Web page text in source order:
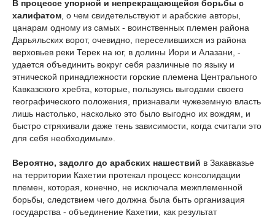
В процессе упорной и непрекращающейся борьбы с
халифатом , о чем свидетельствуют и арабские авторы,
цанарам одному из самых - воинственных племен района
Дарьяльских ворот, очевидно, переселившихся из района
верховьев реки Терек на юг, в долины Иори и Алазани, -
удается объединить вокруг себя различные по языку и
этнической принадлежности горские племена Центрального
Кавказского хребта, которые, пользуясь выгодами своего
географического положения, признавали чужеземную власть
лишь настолько, насколько это было выгодно их вождям, и
быстро стряхивали даже тень зависимости, когда считали это
для себя необходимым».
Вероятно, задолго до арабских нашествий в Закавказье
на территории Кахетии протекал процесс консолидации
племен, которая, конечно, не исключала межплеменной
борьбы, следствием чего должна была быть организация
государства - объединение Кахетии, как результат